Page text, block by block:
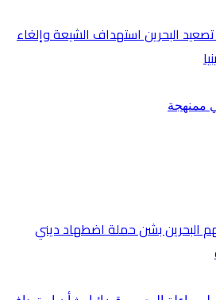
البحرين استهداف الشيعة وإلغاء
البحرين بشن حملة اضطهاد ديني